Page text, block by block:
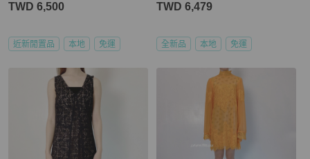
TWD 6,500
近新閒置品 本地 免運
TWD 6,479
全新品 本地 免運